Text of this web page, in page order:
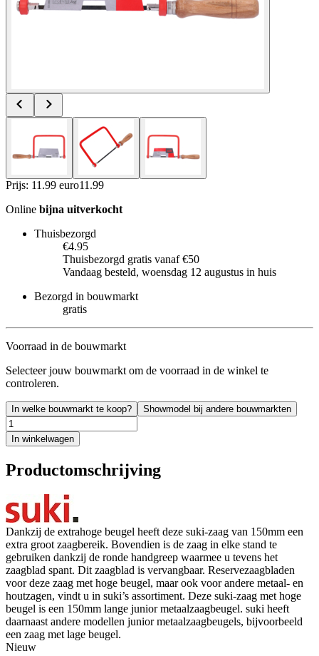
Prijs: 11.99 euro11 .99
Online bijna uitverkocht
Thuisbezorgd
€4.95
Thuisbezorgd gratis vanaf €50
Vandaag besteld, woensdag 12 augustus in huis
Bezorgd in bouwmarkt
gratis
Voorraad in de bouwmarkt
Selecteer jouw bouwmarkt om de voorraad in de winkel te
controleren.
In welke bouwmarkt te koop? Showmodel bij andere bouwmarkten
In winkelwagen
Productomschrijving
Dankzij de extrahoge beugel heeft deze suki-zaag van 150mm een
extra groot zaagbereik. Bovendien is de zaag in elke stand te
gebruiken dankzij de ronde handgreep waarmee u tevens het
zaagblad spant. Dit zaagblad is vervangbaar. Reservezaagbladen
voor deze zaag met hoge beugel, maar ook voor andere metaal- en
houtzagen, vindt u in suki’s assortiment. Deze suki-zaag met hoge
beugel is een 150mm lange junior metaalzaagbeugel. suki heeft
daarnaast andere modellen junior metaalzaagbeugels, bijvoorbeeld
een zaag met lage beugel.
Nieuw